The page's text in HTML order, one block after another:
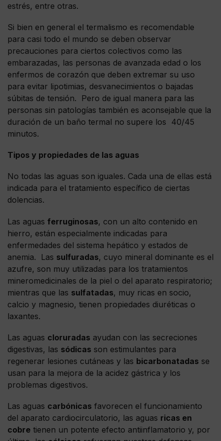
estrés, entre otras.
Si bien en general el termalismo es recomendable
para casi todo el mundo se deben observar
precauciones para ciertos colectivos como las
embarazadas, las personas de avanzada edad o los
enfermos de corazón que deben extremar su uso
para evitar lipotimias, desvanecimientos o bajadas
súbitas de tensión. Pero de igual manera para las
personas sin patologías también es aconsejable que la
duración de un baño termal no supere los 40/45
minutos.
Tipos y propiedades de las aguas
No todas las aguas son iguales. Cada una de ellas está
indicada para el tratamiento específico de ciertas
dolencias.
Las aguas ferruginosas, con un alto contenido en
hierro, están especialmente indicadas para
enfermedades del sistema hepático y estados de
anemia. Las sulfuradas, cuyo mineral dominante es el
azufre, son muy utilizadas para los tratamientos
mineromedicinales de la piel o del aparato respiratorio;
mientras que las sulfatadas, muy ricas en socio,
calcio y magnesio, tienen propiedades diuréticas o
laxantes.
Las aguas cloruradas ayudan con las secreciones
digestivas, las sódicas son estimulantes para
regenerar lesiones cutáneas y las bicarbonatadas se
usan para la mejora de la acidez gástrica y los
problemas digestivos.
Las aguas carbónicas favorecen el funcionamiento
del aparato cardiocirculatorio, las aguas ricas en
cobre tienen un potente efecto antiinflamatorio y, por